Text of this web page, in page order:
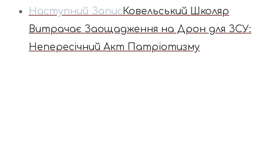
Наступний ЗаписКовельський Школяр
Витрачає Заощадження на Дрон для ЗСУ:
Непересічний Акт Патріотизму